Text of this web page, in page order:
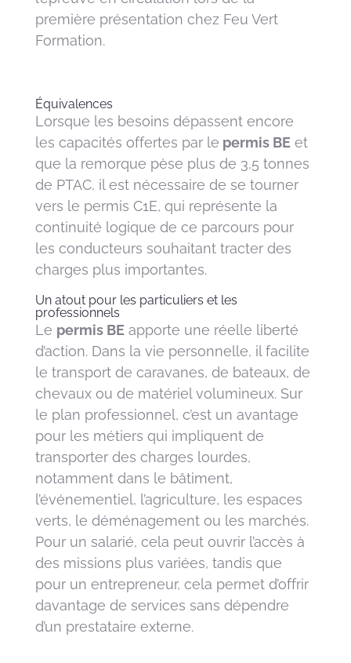
première présentation chez Feu Vert
Formation.
Équivalences
Lorsque les besoins dépassent encore
les capacités offertes par le permis BEet
que la remorque pèse plus de 3,5 tonnes
de PTAC, il est nécessaire de se tourner
vers le permis C1E, qui représente la
continuité logique de ce parcours pour
les conducteurs souhaitant tracter des
charges plus importantes.
Un atout pour les particuliers et les
professionnels
Le permis BEapporte une réelle liberté
d’action. Dans la vie personnelle, il facilite
le transport de caravanes, de bateaux, de
chevaux ou de matériel volumineux. Sur
le plan professionnel, c’est un avantage
pour les métiers qui impliquent de
transporter des charges lourdes,
notamment dans le bâtiment,
l’événementiel, l’agriculture, les espaces
verts, le déménagement ou les marchés.
Pour un salarié, cela peut ouvrir l’accès à
des missions plus variées, tandis que
pour un entrepreneur, cela permet d’offrir
davantage de services sans dépendre
d’un prestataire externe.